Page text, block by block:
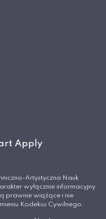
Apply
Artystyczna Nauk
wyłącznie informacyjny.
prawnie wiążące i nie
Kodeksu Cywilnego.